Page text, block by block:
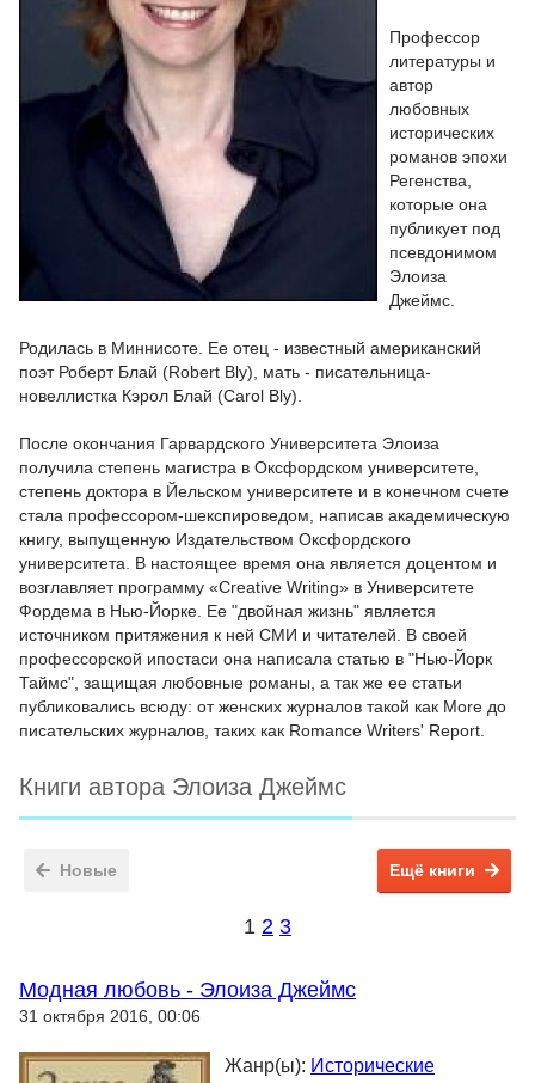
Профессор
литературы и
автор
любовных
исторических
романов эпохи
Регенства,
которые она
публикует под
псевдонимом
Элоиза
Джеймс.
Родилась в Миннисоте. Ее отец - известный американский
поэт Роберт Блай (Robert Bly), мать - писательница-
новеллистка Кэрол Блай (Carol Bly).
После окончания Гарвардского Университета Элоиза
получила степень магистра в Оксфордском университете,
степень доктора в Йельском университете и в конечном счете
стала профессором-шекспироведом, написав академическую
книгу, выпущенную Издательством Оксфордского
университета. В настоящее время она является доцентом и
возглавляет программу «Creative Writing» в Университете
Фордема в Нью-Йорке. Ее "двойная жизнь" является
источником притяжения к ней СМИ и читателей. В своей
профессорской ипостаси она написала статью в "Нью-Йорк
Таймс", защищая любовные романы, а так же ее статьи
публиковались всюду: от женских журналов такой как More до
писательских журналов, таких как Romance Writers' Report.
Книги автора Элоиза Джеймс
Новые Ещё книги
1 2 3
Модная любовь - Элоиза Джеймс
31 октября 2016, 00:06
Жанр(ы): Исторические